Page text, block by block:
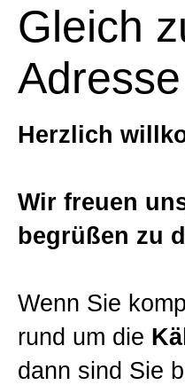
Startseite
Produkte
Aktuell
Kontakt
Referenzen
Gleich
Herzlich
Wir freuen
begrüßen zu
Wenn Sie
rund um die
dann sind Sie